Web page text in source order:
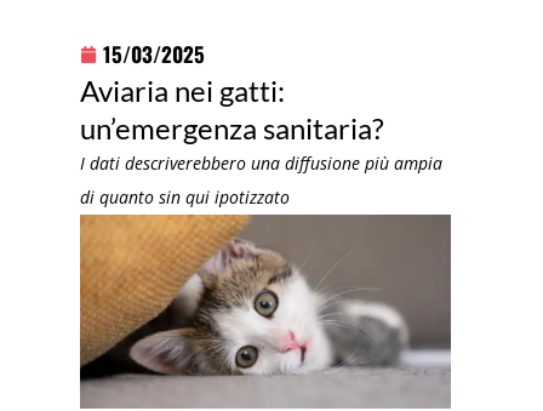
15/03/2025
Aviaria nei gatti:
un’emergenza sanitaria?
I dati descriverebbero una diffusione più ampia
di quanto sin qui ipotizzato